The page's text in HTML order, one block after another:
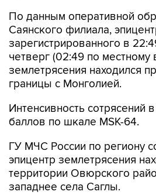
По данным оперативной
Саянского филиала,
зарегистрированного в
четверг (02:49 по местному
землетрясения находился
границы с Монголией.
Интенсивность сотрясений
баллов по шкале MSK-64.
ГУ МЧС России по региону
эпицентр землетрясения
территории Овюрского
западнее села Саглы.